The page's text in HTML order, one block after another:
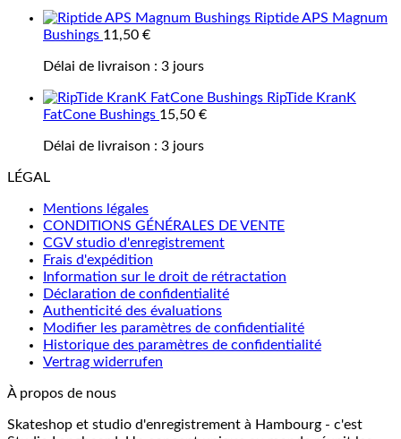
Riptide APS Magnum
Bushings 11,50 €
Délai de livraison : 3 jours
RipTide KranK
FatCone Bushings 15,50 €
Délai de livraison : 3 jours
LÉGAL
Mentions légales
CONDITIONS GÉNÉRALES DE VENTE
CGV studio d'enregistrement
Frais d'expédition
Information sur le droit de rétractation
Déclaration de confidentialité
Authenticité des évaluations
Modifier les paramètres de confidentialité
Historique des paramètres de confidentialité
Vertrag widerrufen
À propos de nous
Skateshop et studio d'enregistrement à Hambourg - c'est